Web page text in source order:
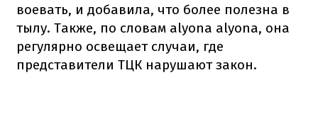
воевать, и добавила, что более полезна в
тылу. Также, по словам alyona alyona, она
регулярно освещает случаи, где
представители ТЦК нарушают закон.